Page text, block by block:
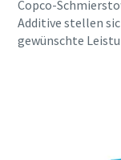
Copco-
Additive stellen
gewünschte